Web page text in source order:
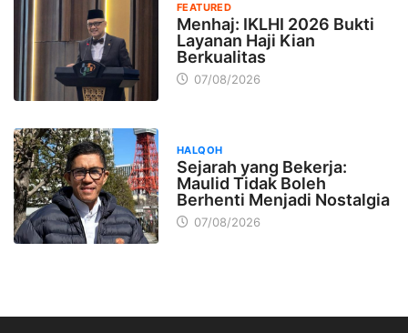
FEATURED
Menhaj: IKLHI 2026 Bukti
Layanan Haji Kian
Berkualitas
07/08/2026
HALQOH
Sejarah yang Bekerja:
Maulid Tidak Boleh
Berhenti Menjadi Nostalgia
07/08/2026